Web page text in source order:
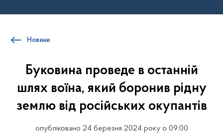
Новини
Буковина проведе в останній
шлях воїна, який боронив рідну
землю від російських окупантів
опубліковано 24 березня 2024 року о 09:00